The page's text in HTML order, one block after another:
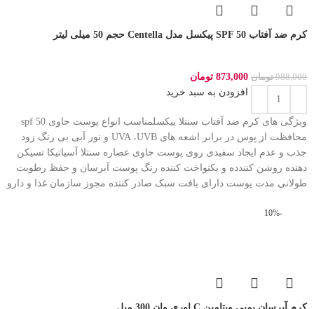
کرم ضد آفتاب SPF 50 پیکسل مدل Centella حجم 50 میلی لیتر
988,000 تومان 873,000 تومان
افزودن به سبد خرید
ویژگی های کرم ضد آفتاب سنتلا پیکسلمناسب انواع پوست حاوی spf 50
محافظت از پوس در برابر اشعه های UVA ،UVB و نور آبی بی رنگ زود
جذب و عدم ایجاد سفیدی روی پوست حاوی عصاره سنتلا آسیاتیکا تسیکن
دهنده روشن کنندده و یکنواخت کننده رنگ پوست آبرسان و حفظ رطوبت
طولانی مدت پوست دارای بافت سبک صادر کننده مجوز سازمان غذا و دارو
-10%